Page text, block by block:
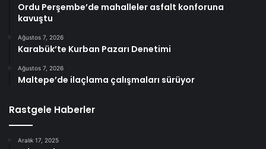
Ordu Perşembe’de mahalleler asfalt konforuna
kavuştu
Ağustos 7, 2026
Karabük’te Kurban Pazarı Denetimi
Ağustos 7, 2026
Maltepe’de ilaçlama çalışmaları sürüyor
Rastgele Haberler
Aralık 17, 2025